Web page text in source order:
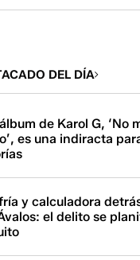
DEL DÍA
de Karol G, ‘No
es una indiracta
y calculadora
el delito se